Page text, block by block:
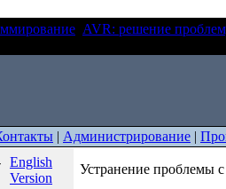
AVR: решение
| Администрирование |
English
Version
Устранение проблемы